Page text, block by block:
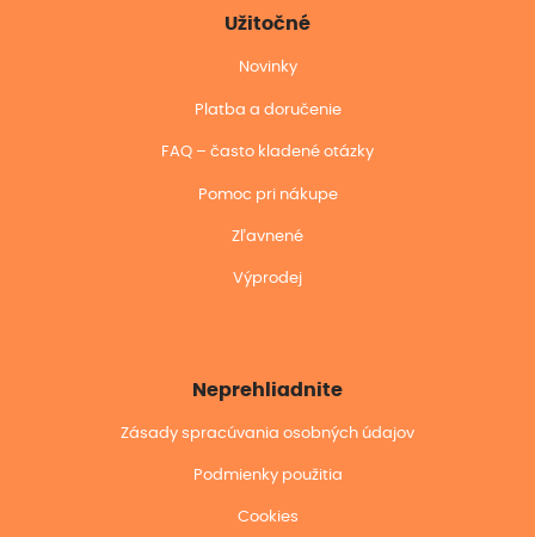
Užitočné
Novinky
Platba a doručenie
FAQ – často kladené otázky
Pomoc pri nákupe
Zľavnené
Výprodej
Neprehliadnite
Zásady spracúvania osobných údajov
Podmienky použitia
Cookies